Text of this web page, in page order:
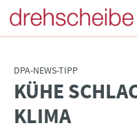
DPA-NEWS-TIPP
:KÜHE
KLIMA